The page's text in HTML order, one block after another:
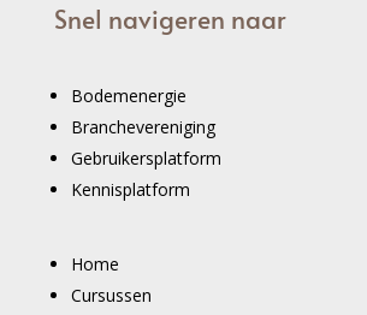
Snel navigeren naar
Bodemenergie
Branchevereniging
Gebruikersplatform
Kennisplatform
Home
Cursussen